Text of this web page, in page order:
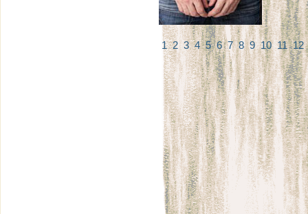
12345678 9101112